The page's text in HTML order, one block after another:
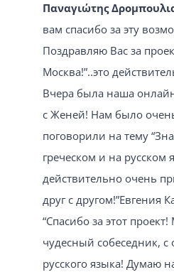
Παναγιώτης
вам спасибо за эту
Поздравляю Вас за
Москва!”..это
Вчера была наша
с Женей! Нам было
поговорили на тему
греческом и на русском
действительно очень
друг с другом!”Евгения
“Спасибо за этот
чудесный собеседник,
русского языка! Думаю